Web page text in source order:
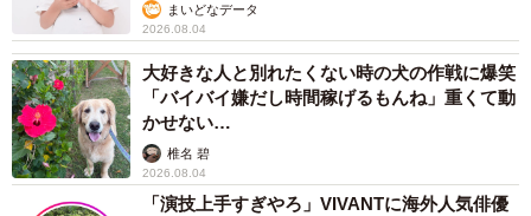
まいどなデータ
2026.08.04
大好きな人と別れたくない時の犬の作戦に爆笑
「バイバイ嫌だし時間稼げるもんね」重くて動
かせない…
椎名 碧
2026.08.04
「演技上手すぎやろ」VIVANTに海外人気俳優